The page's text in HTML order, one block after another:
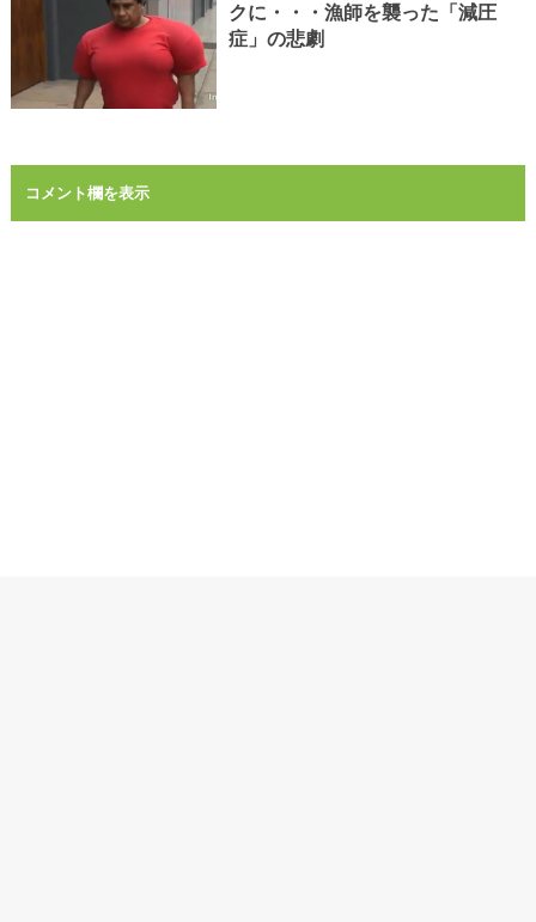
クに・・・漁師を襲った「減圧
症」の悲劇
コメント欄を表示